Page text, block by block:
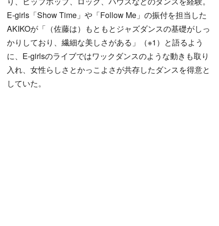
E-girls「Show Time」や「Follow Me」の振付を担当した
AKIKOが「（佐藤は）もともとジャズダンスの基礎がしっ
かりしており、繊細な美しさがある」（※1）と語るよう
に、E-girlsのライブではワックダンスのような動きも取り
入れ、女性らしさとかっこよさが共存したダンスを得意と
していた。